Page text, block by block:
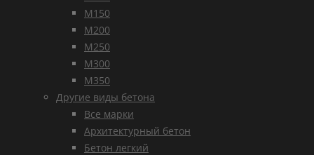
М150
М200
М250
М300
М350
Другие виды бетона
Все марки
Архитектурный бетон
Бетон легкий